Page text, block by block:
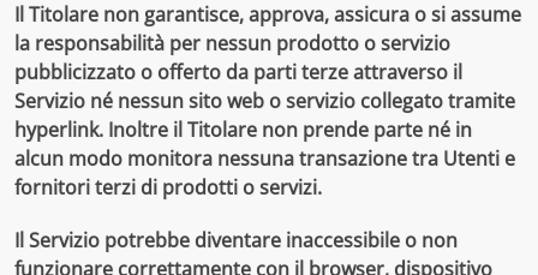
Il Titolare non garantisce, approva, assicura o si assume
la responsabilità per nessun prodotto o servizio
pubblicizzato o offerto da parti terze attraverso il
Servizio né nessun sito web o servizio collegato tramite
hyperlink. Inoltre il Titolare non prende parte né in
alcun modo monitora nessuna transazione tra Utenti e
fornitori terzi di prodotti o servizi.
Il Servizio potrebbe diventare inaccessibile o non
funzionare correttamente con il browser, dispositivo